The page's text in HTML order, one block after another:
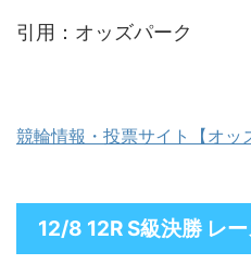
引用：オッズパーク
競輪情報・投票サイト【オッ
12/8 12R S級決勝 レ